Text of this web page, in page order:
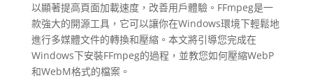
以顯著提高頁面加載速度，改善用戶體驗。FFmpeg是一
款強大的開源工具，它可以讓你在Windows環境下輕鬆地
進行多媒體文件的轉換和壓縮。本文將引導您完成在
Windows下安裝FFmpeg的過程，並教您如何壓縮WebP
和WebM格式的檔案。